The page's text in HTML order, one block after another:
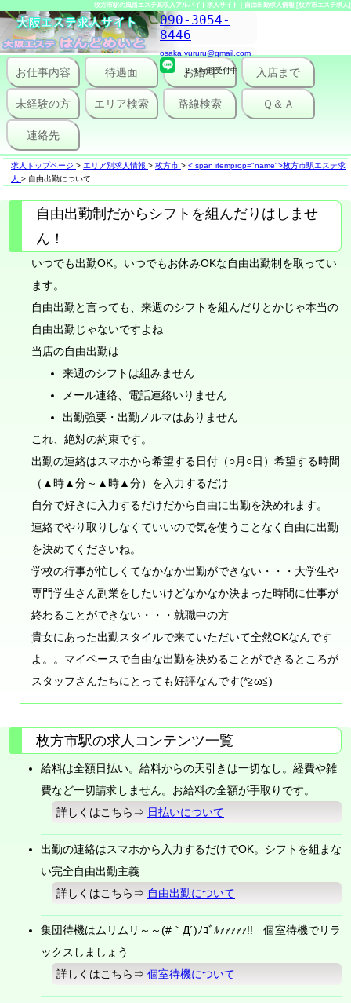
枚方市駅の風俗エステ高収入アルバイト求人サイト｜自由出勤求人情報 [枚方市エステ求人]
090-3054-
8446
osaka.yururu@gmail.com
２４時間受付中
お仕事内容 待遇面 お給料 入店まで
未経験の方 エリア検索 路線検索 Ｑ＆Ａ
連絡先
求人トップページ > エリア別求人情報 > 枚方市 > < span itemprop="name">枚方市駅エステ求
人 > 自由出勤について
自由出勤制だからシフトを組んだりはしませ
ん！
いつでも出勤OK。いつでもお休みOKな自由出勤制を取ってい
ます。
自由出勤と言っても、来週のシフトを組んだりとかじゃ本当の
自由出勤じゃないですよね
当店の自由出勤は
来週のシフトは組みません
メール連絡、電話連絡いりません
出勤強要・出勤ノルマはありません
これ、絶対の約束です。
出勤の連絡はスマホから希望する日付（○月○日）希望する時間
（▲時▲分～▲時▲分）を入力するだけ
自分で好きに入力するだけだから自由に出勤を決めれます。
連絡でやり取りしなくていいので気を使うことなく自由に出勤
を決めてくださいね。
学校の行事が忙しくてなかなか出勤ができない・・・大学生や
専門学生さん副業をしたいけどなかなか決まった時間に仕事が
終わることができない・・・就職中の方
貴女にあった出勤スタイルで来ていただいて全然OKなんです
よ。。マイペースで自由な出勤を決めることができるところが
スタッフさんたちにとっても好評なんです(*≧ω≦)
枚方市駅の求人コンテンツ一覧
給料は全額日払い。給料からの天引きは一切なし。経費や雑
費など一切請求しません。お給料の全額が手取りです。
詳しくはこちら⇒ 日払いについて
出勤の連絡はスマホから入力するだけでOK。シフトを組まな
い完全自由出勤主義
詳しくはこちら⇒ 自由出勤について
集団待機はムリムリ～～(#｀Д´)ﾉｺﾞﾙｧｧｧｧｧ!! 個室待機でリラ
ックスしましょう
詳しくはこちら⇒個室待機について